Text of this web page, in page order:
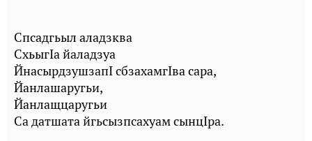
Спсадгьыл аладзква
СхьыгIа йаладзуа
ЙнасырдзушзапI сбзахамгIва сара,
Йанлашаругьи,
Йанлащцаругьи
Са датшата йгьсызпсахуам сынцIра.